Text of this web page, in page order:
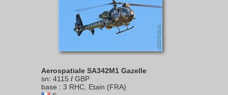
Aerospatiale SA342M1 Gazelle
sn: 4115 / GBP
base : 3 RHC, Etain (FRA)